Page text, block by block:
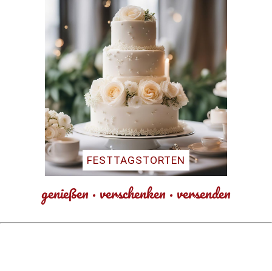
FESTTAGSTORTEN
genießen · verschenken · versenden